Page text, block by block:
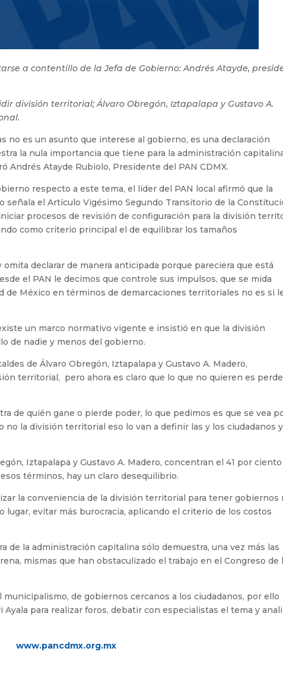
a contentillo de la Jefa de Gobierno: Andrés Atayde,
división territorial; Álvaro Obregón, Iztapalapa y Gustavo A.
no es un asunto que interese al gobierno, es una declaración
la nula importancia que tiene para la administración
Andrés Atayde Rubiolo, Presidente del PAN CDMX.
respecto a este tema, el líder del PAN local afirmó que la
el Artículo Vigésimo Segundo Transitorio de la
procesos de revisión de configuración para la división
como criterio principal el de equilibrar los tamaños
declarar de manera anticipada porque pareciera que está
el PAN le decimos que controle sus impulsos, que se mida
de México en términos de demarcaciones territoriales no es si
un marco normativo vigente e insistió en que la división
de nadie y menos del gobierno.
de Álvaro Obregón, Iztapalapa y Gustavo A. Madero,
territorial, pero ahora es claro que lo que no quieren es
de quién gane o pierde poder, lo que pedimos es que se vea
no la división territorial eso lo van a definir las y los ciudadanos y
Iztapalapa y Gustavo A. Madero, concentran el 41 por
términos, hay un claro desequilibrio.
la conveniencia de la división territorial para tener gobiernos
lugar, evitar más burocracia, aplicando el criterio de los costos
de la administración capitalina sólo demuestra, una vez más las
mismas que han obstaculizado el trabajo en el Congreso de
de gobiernos cercanos a los ciudadanos, por ello
para realizar foros, debatir con especialistas el tema y
www.pancdmx.org.mx